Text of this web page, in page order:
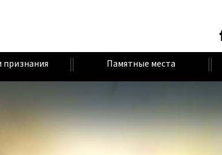
признания Памятные места
В